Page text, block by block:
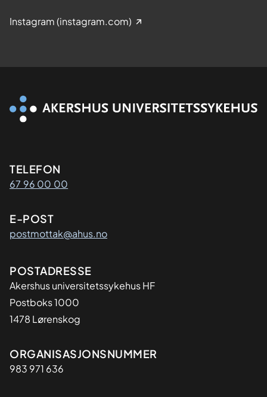
Instagram (instagram.com)
Kontaktinformasjon
TELEFON
67 96 00 00
E-POST
postmottak@ahus.no
Adresse
POSTADRESSE
Akershus universitetssykehus HF
Postboks 1000
1478 Lørenskog
Organisasjon
ORGANISASJONSNUMMER
983 971 636